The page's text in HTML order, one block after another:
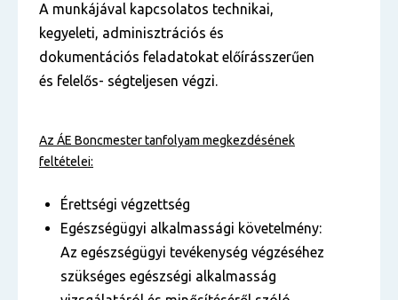
A munkájával kapcsolatos technikai,
kegyeleti, adminisztrációs és
dokumentációs feladatokat előírásszerűen
és felelős- ségteljesen végzi.
Az ÁE Boncmestertanfolyam megkezdésének
feltételei:
Érettségi végzettség
Egészségügyi alkalmassági követelmény:
Az egészségügyi tevékenység végzéséhez
szükséges egészségi alkalmasság